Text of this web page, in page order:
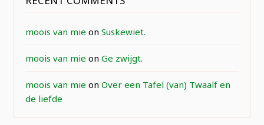
moois van mie onSuskewiet.
moois van mie onGe zwijgt.
moois van mie onOver een Tafel (van) Twaalf en
de liefde